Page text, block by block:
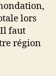
lors
faut
région